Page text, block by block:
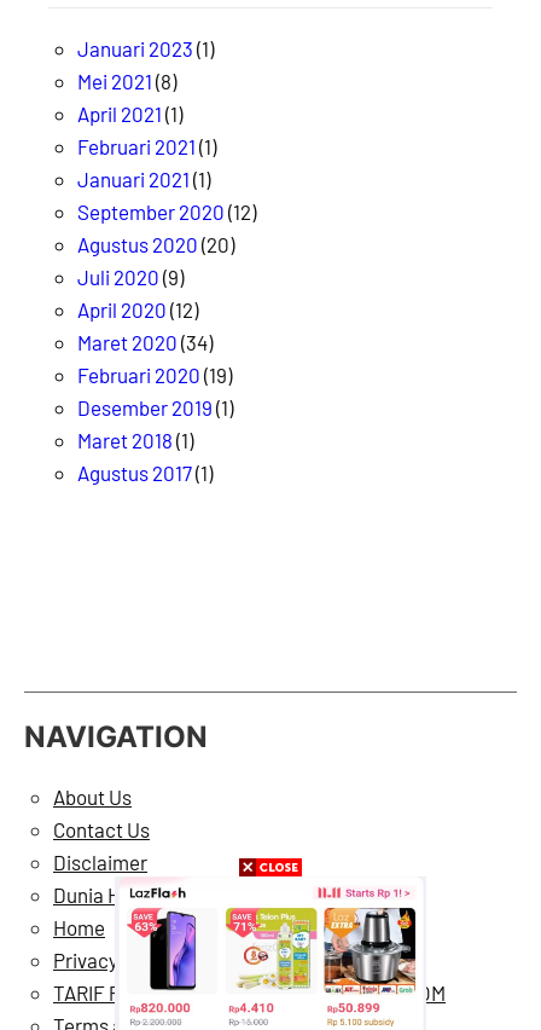
Januari 2023 (1)
Mei 2021 (8)
April 2021 (1)
Februari 2021 (1)
Januari 2021 (1)
September 2020 (12)
Agustus 2020 (20)
Juli 2020 (9)
April 2020 (12)
Maret 2020 (34)
Februari 2020 (19)
Desember 2019 (1)
Maret 2018 (1)
Agustus 2017(1)
NAVIGATION
About Us
Contact Us
Disclaimer
Dunia Hiburan
Home
Privacy Policy
TARIF PASANG IKLAN DI BERMARTABAT.COM